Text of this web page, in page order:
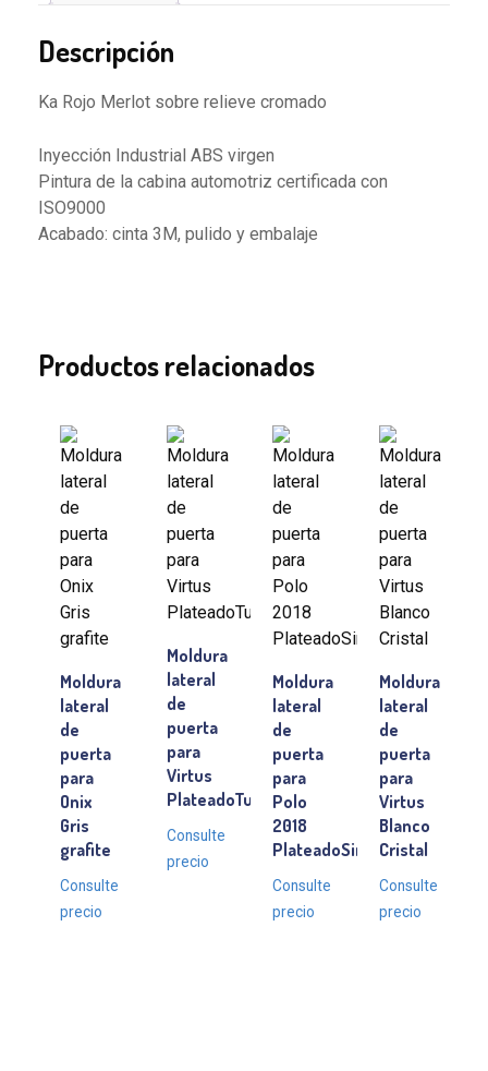
Descripción
Ka Rojo Merlot sobre relieve cromado
Inyección Industrial ABS virgen
Pintura de la cabina automotriz certificada con
ISO9000
Acabado: cinta 3M, pulido y embalaje
Productos relacionados
Moldura
lateral
de
puerta
para
Onix
Gris
grafite
Consulte
precio
Moldura
lateral
de
puerta
para
Virtus
PlateadoTungstênio
Consulte
precio
Moldura
lateral
de
puerta
para
Polo
2018
PlateadoSirius
Consulte
precio
Moldura
lateral
de
puerta
para
Virtus
Blanco
Cristal
Consulte
precio